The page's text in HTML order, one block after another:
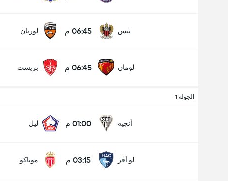
نيس 06:45 م لوريان
لومان 06:45 م بريست
الجولة 1
أنجيه 01:00 م ليل
لو آفر 03:15 م موناكو